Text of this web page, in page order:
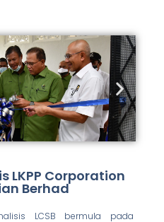
LKPP Corporation
Berhad
LCSB bermula pada